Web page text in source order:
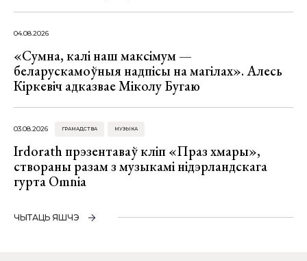
04.08.2026
«Сумна, калі наш максімум —
беларускамоўныя надпісы на магілах». Алесь
Кіркевіч адказвае Міколу Бугаю
03.08.2026 ГРАМАДСТВА МУЗЫКА
Irdorath прэзентаваў кліп «Праз хмары»,
створаны разам з музыкамі нідэрландскага
гурта Omnia
ЧЫТАЦЬ ЯШЧЭ